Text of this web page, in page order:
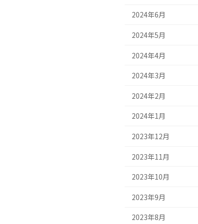
2024年6月
2024年5月
2024年4月
2024年3月
2024年2月
2024年1月
2023年12月
2023年11月
2023年10月
2023年9月
2023年8月